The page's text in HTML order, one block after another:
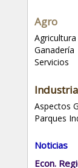
Agro
Agricultura
Ganadería
Servicios
Industria
Aspectos
Parques
Noticias
Econ.